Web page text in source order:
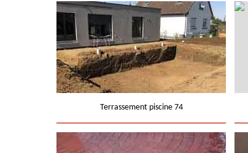
Terrassement piscine 74